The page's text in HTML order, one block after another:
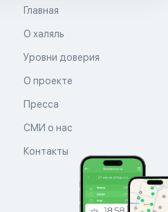
Главная
О халяль
Уровни доверия
О проекте
Пресса
СМИ о нас
Контакты